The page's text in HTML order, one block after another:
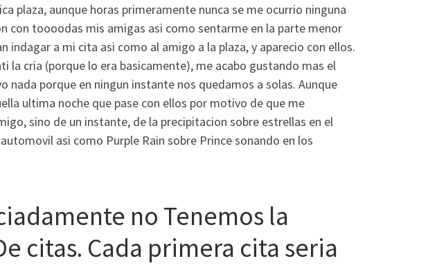
plaza, aunque horas primeramente nunca se me ocurrio ninguna
con toooodas mis amigas asi­ como sentarme en la parte menor
indagar a mi cita asi­ como al amigo a la plaza, y aparecio con ellos.
la cria (porque lo era basicamente), me acabo gustando mas el
nada porque en ningun instante nos quedamos a solas. Aunque
ultima noche que pase con ellos por motivo de que me
sino de un instante, de la precipitacion sobre estrellas en el
asi­ como Purple Rain sobre Prince sonando en los
no Tenemos la
citas. Cada primera cita seri­a